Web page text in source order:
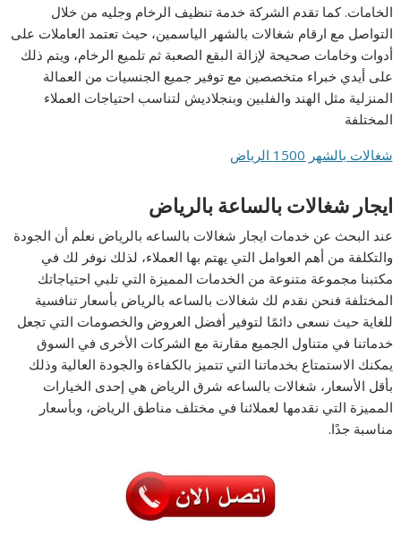
الخامات. كما تقدم الشركة خدمة تنظيف الرخام وجليه من خلال
التواصل مع ارقام شغالات بالشهر الياسمين، حيث تعتمد العاملات على
أدوات وخامات صحيحة لإزالة البقع الصعبة ثم تلميع الرخام، ويتم ذلك
على أيدي خبراء متخصصين مع توفير جميع الجنسيات من العمالة
المنزلية مثل الهند والفلبين وبنجلاديش لتناسب احتياجات العملاء
المختلفة
شغالات بالشهر 1500 الرياض
ايجار شغالات بالساعة بالرياض
عند البحث عن خدمات ايجار شغالات بالساعه بالرياض نعلم أن الجودة
والتكلفة من أهم العوامل التي يهتم بها العملاء، لذلك نوفر لك في
مكتبنا مجموعة متنوعة من الخدمات المميزة التي تلبي احتياجاتك
المختلفة فنحن نقدم لك شغالات بالساعه بالرياض بأسعار تنافسية
للغاية حيث نسعى دائمًا لتوفير أفضل العروض والخصومات التي تجعل
خدماتنا في متناول الجميع مقارنة مع الشركات الأخرى في السوق
يمكنك الاستمتاع بخدماتنا التي تتميز بالكفاءة والجودة العالية وذلك
بأقل الأسعار، شغالات بالساعه شرق الرياض هي إحدى الخيارات
المميزة التي نقدمها لعملائنا في مختلف مناطق الرياض، وبأسعار
مناسبة جدًا.